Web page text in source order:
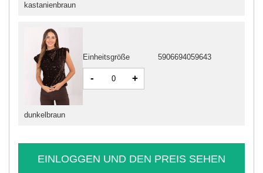
dunkelbraun
Einheitsgröße 5906694059643
- +
kastanienbraun
EINLOGGEN UND DEN PREIS SEHEN